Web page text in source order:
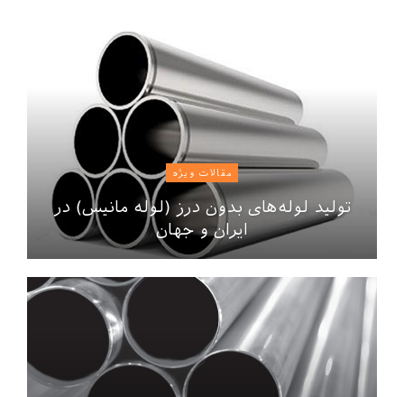
مقالات ویژه
تولید لوله‌های بدون درز (لوله مانیس) در
ایران و جهان